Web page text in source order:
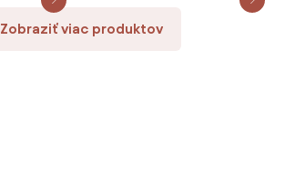
Zobraziť viac produktov